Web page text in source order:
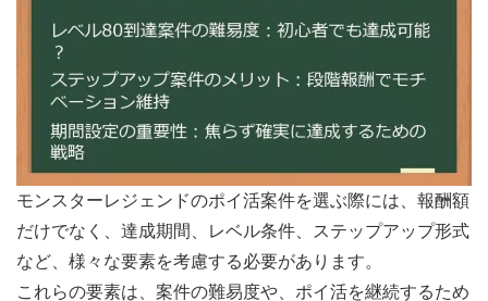
モンスターレジェンドのポイ活案件を選ぶ際には、報酬額
だけでなく、達成期間、レベル条件、ステップアップ形式
など、様々な要素を考慮する必要があります。
これらの要素は、案件の難易度や、ポイ活を継続するため